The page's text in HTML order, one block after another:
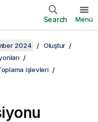
Search Menü
2024
Oluştur
işlevleri